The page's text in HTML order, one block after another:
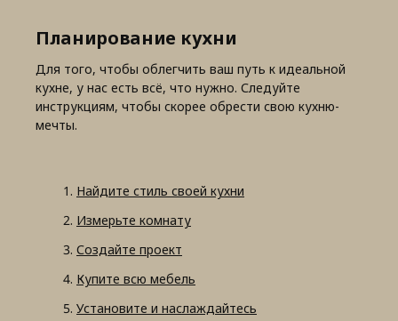
Планирование кухни
Для того, чтобы облегчить ваш путь к идеальной
кухне, у нас есть всё, что нужно. Следуйте
инструкциям, чтобы скорее обрести свою кухню-
мечты.
Найдите стиль своей кухни
Измерьте комнату
Создайте проект
Купите всю мебель
Установите и наслаждайтесь